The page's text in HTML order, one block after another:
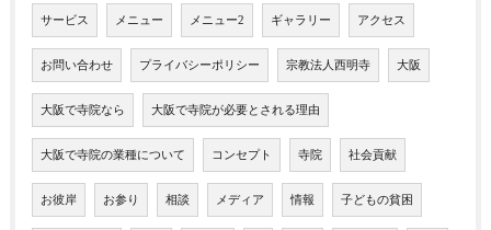
サービス メニュー メニュー2 ギャラリー アクセス
お問い合わせ プライバシーポリシー 宗教法人西明寺 大阪
大阪で寺院なら 大阪で寺院が必要とされる理由
大阪で寺院の業種について コンセプト 寺院 社会貢献
お彼岸 お参り 相談 メディア 情報 子どもの貧困